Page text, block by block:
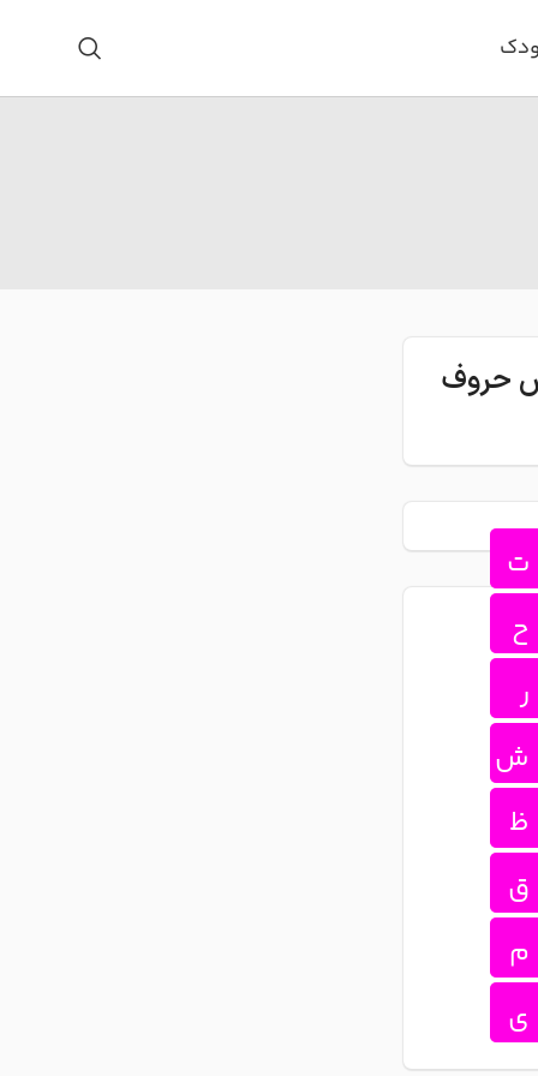
حروف
ت
ح
ر
ش
ظ
ق
م
ی